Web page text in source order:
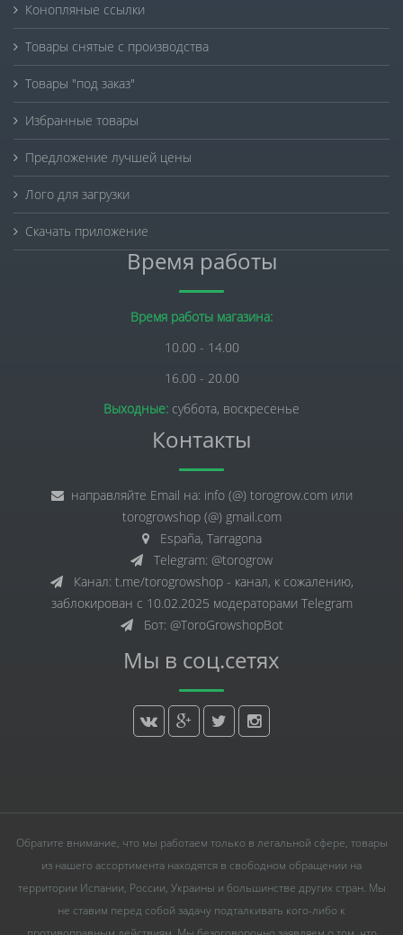
Конопляные ссылки
Товары снятые с производства
Товары "под заказ"
Избранные товары
Предложение лучшей цены
Лого для загрузки
Скачать приложение
Время работы
Время работы магазина:
10.00 - 14.00
16.00 - 20.00
Выходные: суббота, воскресенье
Контакты
направляйте Email на: info (@) torogrow.com или
torogrowshop (@) gmail.com
España, Tarragona
Telegram: @torogrow
Канал: t.me/torogrowshop - канал, к сожалению,
заблокирован с 10.02.2025 модераторами Telegram
Бот: @ToroGrowshopBot
Мы в соц.сетях
Обратите внимание, что мы работаем только в легальной сфере, товары
из нашего ассортимента находятся в свободном обращении на
территории Испании, России, Украины и большинстве других стран. Мы
не ставим перед собой задачу подталкивать кого-либо к